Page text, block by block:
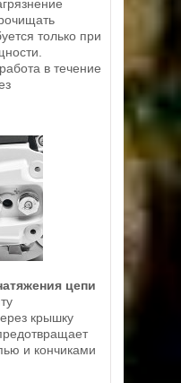
только при
в течение
цепи
крышку
и кончиками